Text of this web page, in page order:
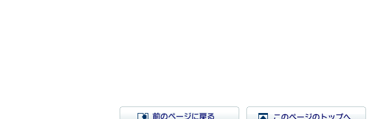
前のページに戻る